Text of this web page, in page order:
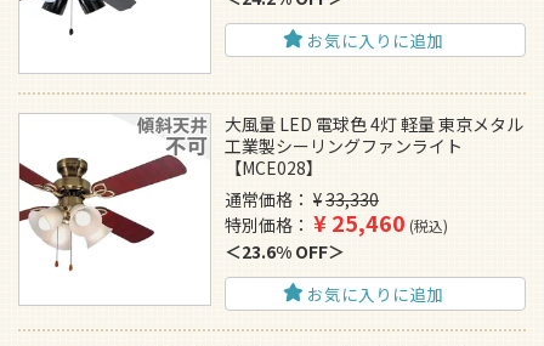
お気に入りに追加
大風量 LED 電球色 4灯 軽量 東京メタル
工業製シーリングファンライト
【MCE028】
通常価格
¥33,330
特別価格
¥25,460 税込
23.6% OFF
お気に入りに追加